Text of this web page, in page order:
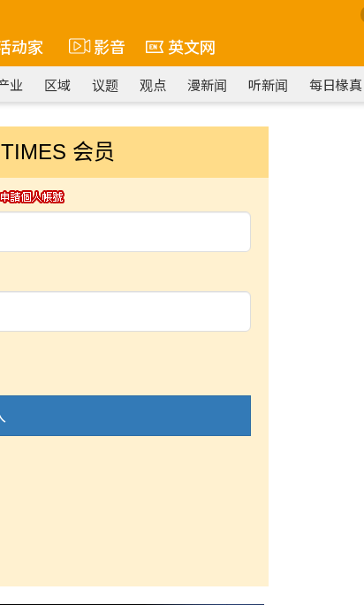
动家 影音 英文网
业 区域 议题 观点 漫新闻 听新闻 每日椽真
会员